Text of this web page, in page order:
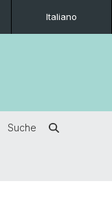
Italiano
Suche